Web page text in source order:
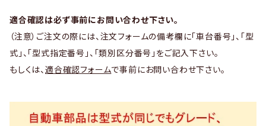
適合確認は必ず事前にお問い合わせ下さい。
（注意）ご注文の際には、注文フォームの備考欄に「車台番号」、「型
式」、「型式指定番号」、「類別区分番号」をご記入下さい。
もしくは、 適合確認フォームで事前にお問い合わせ下さい。